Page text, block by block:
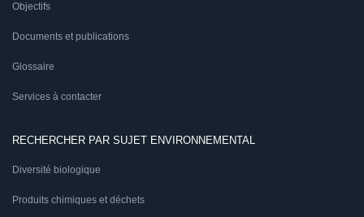
Objectifs
Documents et publications
Glossaire
Services à contacter
RECHERCHER PAR SUJET ENVIRONNEMENTAL
Diversité biologique
Produits chimiques et déchets